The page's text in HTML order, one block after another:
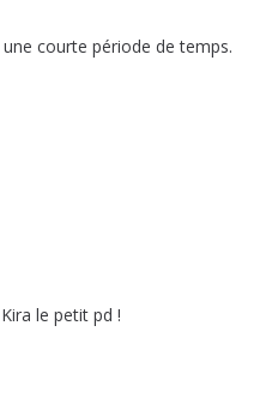
une courte période de temps.
Kira le petit pd !